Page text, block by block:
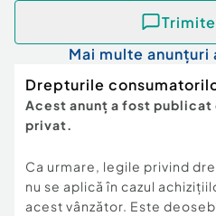
Mai multe
Drepturile
Acest anunț a fost publicat
privat.
Ca urmare, legile privind
nu se aplică în cazul
acest vânzător. Este